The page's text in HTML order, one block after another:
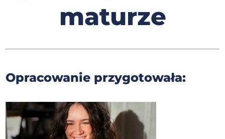
maturze
Opracowanie przygotowała: